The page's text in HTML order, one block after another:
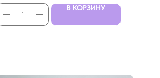
В КОРЗИНУ